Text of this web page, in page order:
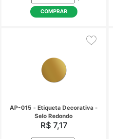
AP-013 - Etiqueta Decorativa -
Com Carinho
R$ 7,17